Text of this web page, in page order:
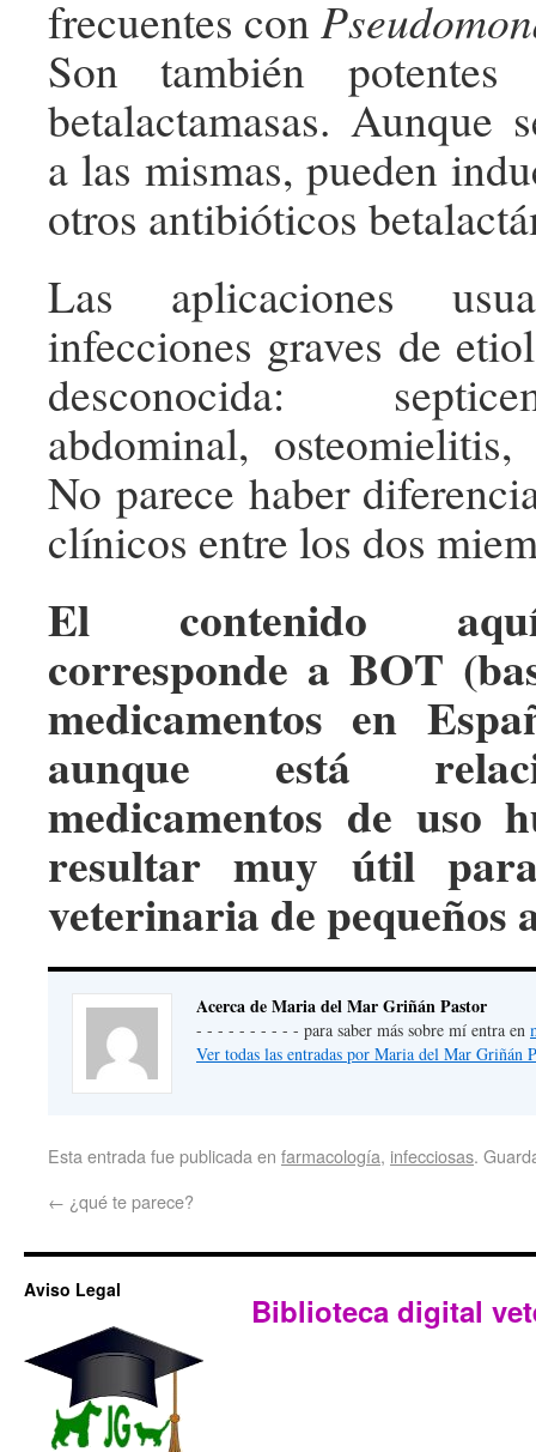
frecuentes con
Son también potentes
betalactamasas. Aunque
a las mismas, pueden
otros antibióticos
Las aplicaciones
infecciones graves de
desconocida:
abdominal,
No parece haber
clínicos entre los dos
El contenido
corresponde a BOT
medicamentos en
aunque está
medicamentos de uso
resultar muy útil
veterinaria de pequeños
Acerca de Maria del Mar Griñán Pastor
- - - - - - - - - - para saber más sobre mí entra en
Ver todas las entradas por Maria del Mar Griñán
Esta entrada fue publicada en farmacología, infecciosas.
← ¿qué te parece?
Aviso Legal
Biblioteca digital